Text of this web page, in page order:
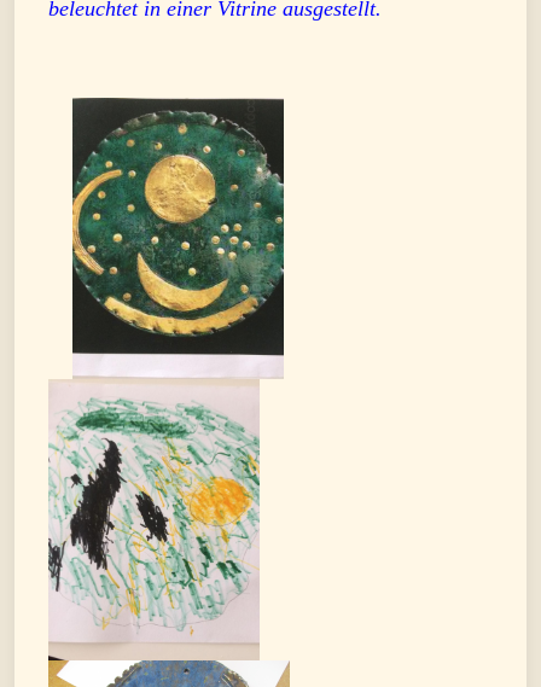
beleuchtet in einer Vitrine ausgestellt.